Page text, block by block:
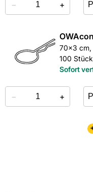
Format: 63 x
Gewicht pro
Höhe in mm: 15
− +
70x3 cm,
100
Sofort
− +